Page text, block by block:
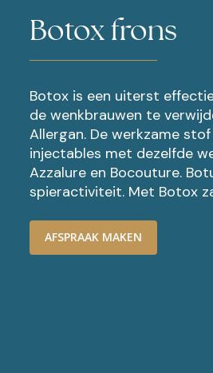
Botox frons
Botox is een uiterst
de wenkbrauwen te
Allergan. De werkzame
injectables met dezelfde
Azzalure en Bocouture.
spieractiviteit. Met Botox
AFSPRAAK MAKEN